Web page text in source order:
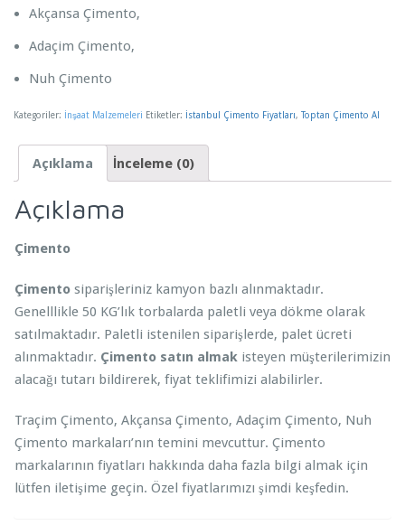
Akçansa Çimento,
Adaçim Çimento,
Nuh Çimento
Kategoriler: İnşaat Malzemeleri Etiketler: İstanbul Çimento Fiyatları, Toptan Çimento Al
Açıklama İnceleme (0)
Açıklama
Çimento
Çimento siparişleriniz kamyon bazlı alınmaktadır.
Genelllikle 50 KG’lık torbalarda paletli veya dökme olarak
satılmaktadır. Paletli istenilen siparişlerde, palet ücreti
alınmaktadır. Çimento satın almak isteyen müşterilerimizin
alacağı tutarı bildirerek, fiyat teklifimizi alabilirler.
Traçim Çimento, Akçansa Çimento, Adaçim Çimento, Nuh
Çimento markaları’nın temini mevcuttur. Çimento
markalarının fiyatları hakkında daha fazla bilgi almak için
lütfen iletişime geçin. Özel fiyatlarımızı şimdi keşfedin.